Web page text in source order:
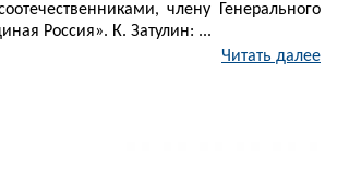
члену Генерального
Россия». К. Затулин: ...
Читать далее